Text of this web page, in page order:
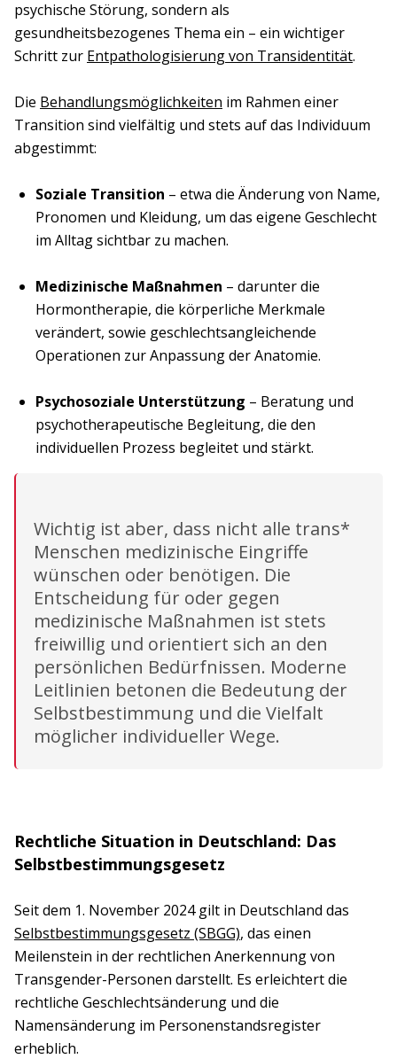
psychische Störung, sondern als
gesundheitsbezogenes Thema ein – ein wichtiger
Schritt zur Entpathologisierung von Transidentität.
Die Behandlungsmöglichkeiten im Rahmen einer
Transition sind vielfältig und stets auf das Individuum
abgestimmt:
Soziale Transition – etwa die Änderung von Name,
Pronomen und Kleidung, um das eigene Geschlecht
im Alltag sichtbar zu machen.
Medizinische Maßnahmen – darunter die
Hormontherapie, die körperliche Merkmale
verändert, sowie geschlechtsangleichende
Operationen zur Anpassung der Anatomie.
Psychosoziale Unterstützung – Beratung und
psychotherapeutische Begleitung, die den
individuellen Prozess begleitet und stärkt.
Wichtig ist aber, dass nicht alle trans*
Menschen medizinische Eingriffe
wünschen oder benötigen. Die
Entscheidung für oder gegen
medizinische Maßnahmen ist stets
freiwillig und orientiert sich an den
persönlichen Bedürfnissen. Moderne
Leitlinien betonen die Bedeutung der
Selbstbestimmung und die Vielfalt
möglicher individueller Wege.
Rechtliche Situation in Deutschland: Das
Selbstbestimmungsgesetz
Seit dem 1. November 2024 gilt in Deutschland das
Selbstbestimmungsgesetz (SBGG), das einen
Meilenstein in der rechtlichen Anerkennung von
Transgender-Personen darstellt. Es erleichtert die
rechtliche Geschlechtsänderung und die
Namensänderung im Personenstandsregister
erheblich.